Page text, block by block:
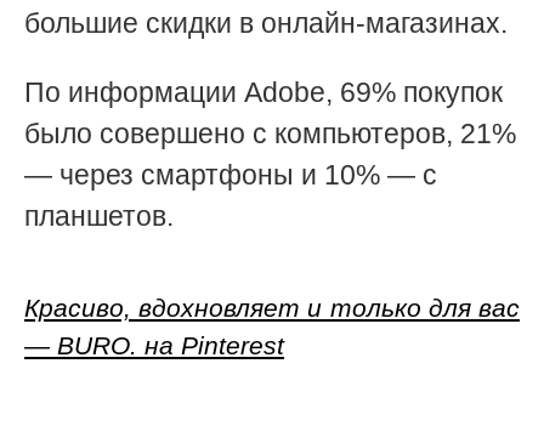
большие скидки в онлайн-магазинах.
По информации Adobe, 69% покупок
было совершено с компьютеров, 21%
— через смартфоны и 10% — с
планшетов.
Красиво, вдохновляет и только для вас
— BURO. на Pinterest